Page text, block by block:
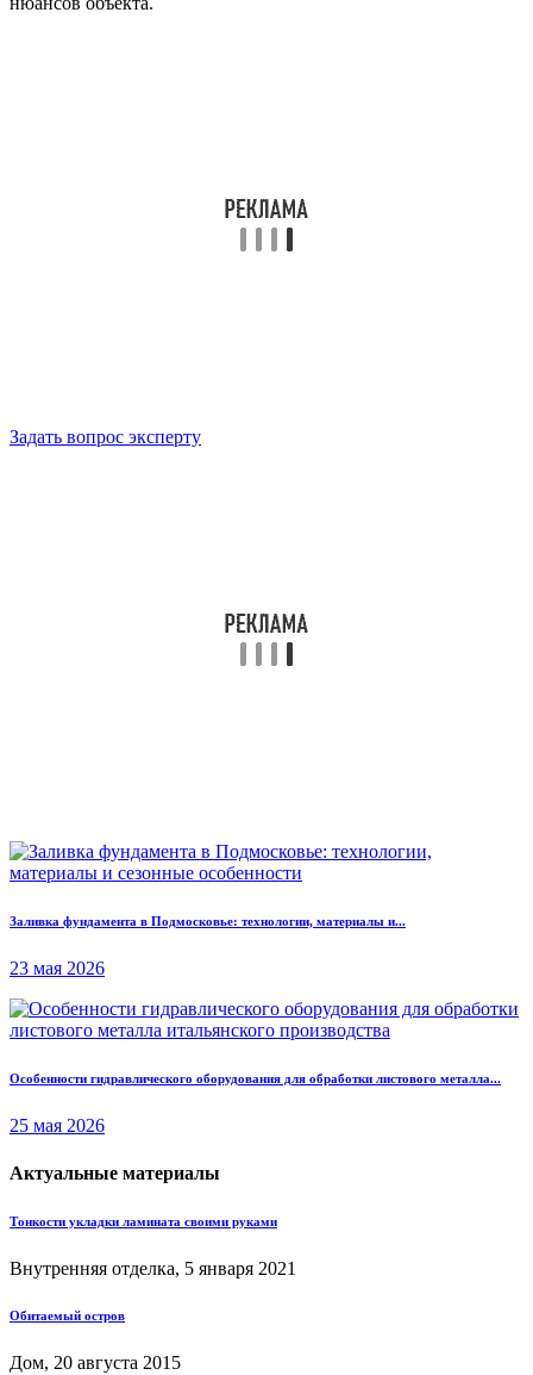
Задать вопрос эксперту
Заливка фундамента в Подмосковье: технологии, материалы и...
23 мая 2026
Особенности гидравлического оборудования для обработки листового металла...
25 мая 2026
Актуальные материалы
Тонкости укладки ламината своими руками
Внутренняя отделка, 5 января 2021
Обитаемый остров
Дом, 20 августа 2015